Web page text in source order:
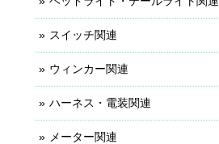
スイッチ関連
ウィンカー関連
ハーネス・電装関連
メーター関連